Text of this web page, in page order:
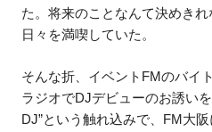
た。将来のことなんて決めき
日々を満喫していた。
そんな折、イベントFMのバイ
ラジオでDJデビューのお誘い
DJ”という触れ込みで、FM大